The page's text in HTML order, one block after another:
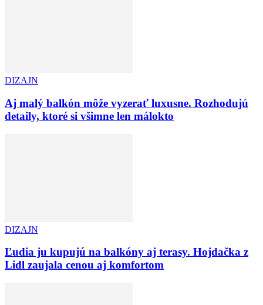
DIZAJN
Aj malý balkón môže vyzerať luxusne. Rozhodujú
detaily, ktoré si všimne len málokto
DIZAJN
Ľudia ju kupujú na balkóny aj terasy. Hojdačka z
Lidl zaujala cenou aj komfortom